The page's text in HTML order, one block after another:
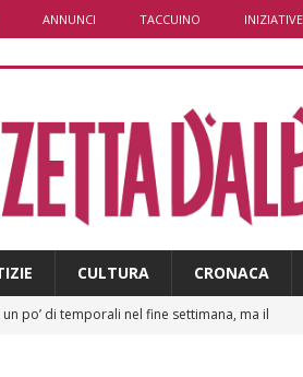
ANNUNCI TACCUINO
CULTURA CRONACA
po’ di temporali nel fine settimana, ma il